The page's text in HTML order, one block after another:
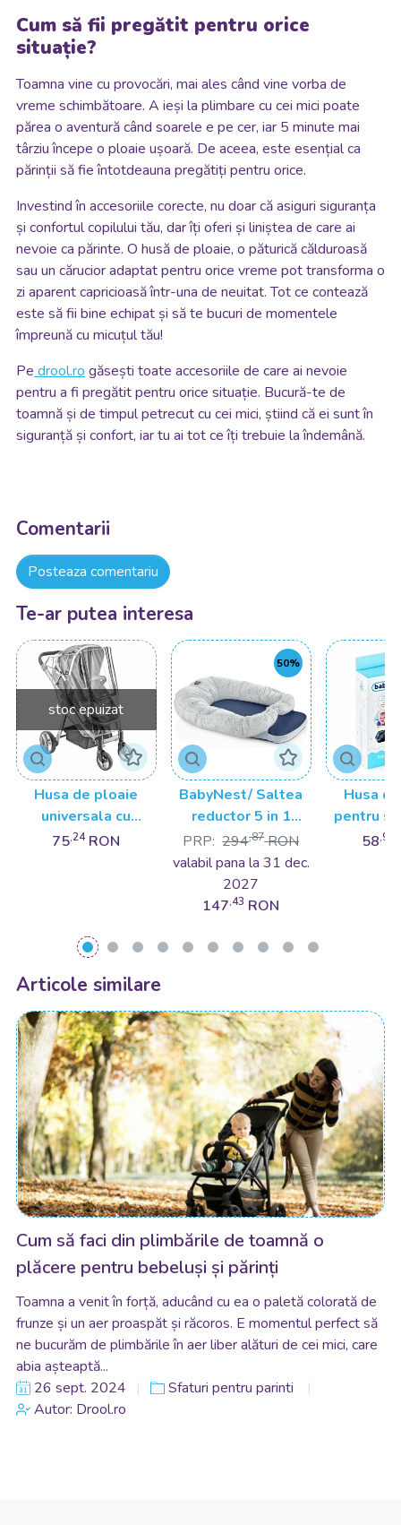
Cum să fii pregătit pentru orice
situație?
Toamna vine cu provocări, mai ales când vine vorba de
vreme schimbătoare. A ieși la plimbare cu cei mici poate
părea o aventură când soarele e pe cer, iar 5 minute mai
târziu începe o ploaie ușoară. De aceea, este esențial ca
părinții să fie întotdeauna pregătiți pentru orice.
Investind în accesoriile corecte, nu doar că asiguri siguranța
și confortul copilului tău, dar îți oferi și liniștea de care ai
nevoie ca părinte. O husă de ploaie, o păturică călduroasă
sau un cărucior adaptat pentru orice vreme pot transforma o
zi aparent capricioasă într-una de neuitat. Tot ce contează
este să fii bine echipat și să te bucuri de momentele
împreună cu micuțul tău!
Pe drool.ro găsești toate accesoriile de care ai nevoie
pentru a fi pregătit pentru orice situație. Bucură-te de
toamnă și de timpul petrecut cu cei mici, știind că ei sunt în
siguranță și confort, iar tu ai tot ce îți trebuie la îndemână.
Comentarii
Posteaza comentariu
Te-ar putea interesa
stoc epuizat
Husa de ploaie
universala cu
fereastra si banda
75,24 RON
50%
BabyNest/ Saltea
reductor 5 in 1
BabyJem Cushion
PRP: 294,87 RON
valabil pana la 31 dec.
2027
147,43 RON
Husa
pentru
0-13 kg
58,97
Articole similare
Cum să faci din plimbările de toamnă o
plăcere pentru bebeluși și părinți
Toamna a venit în forță, aducând cu ea o paletă colorată de
frunze și un aer proaspăt și răcoros. E momentul perfect să
ne bucurăm de plimbările în aer liber alături de cei mici, care
abia așteaptă...
26 sept. 2024
Sfaturi pentru parinti
Autor: Drool.ro